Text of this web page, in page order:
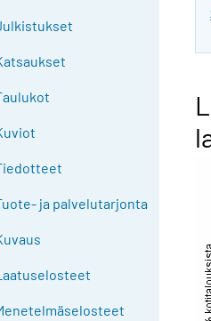
ja palvelutarjonta